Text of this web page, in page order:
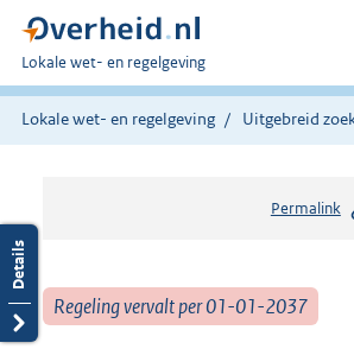
U
bent
hier:
Lokale wet- en regelgeving
Lokale wet- en regelgeving Uitgebreid
Permalink
Regeling vervalt per 01-01-2037